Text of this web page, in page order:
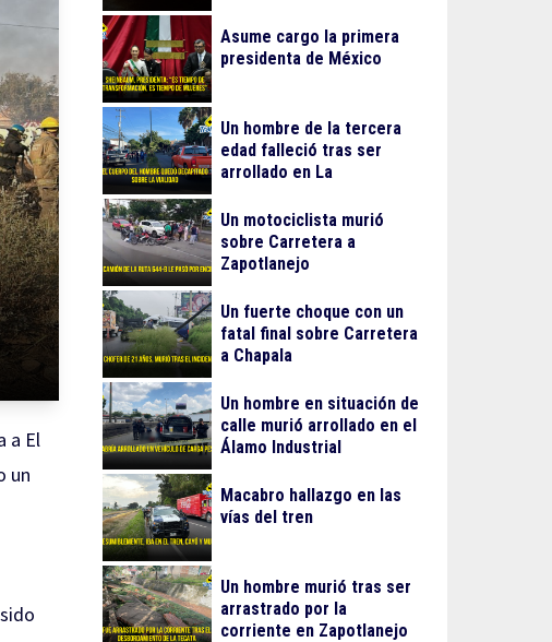
a El
un
Asume cargo la primera
presidenta de México
Un hombre de la tercera
edad falleció tras ser
arrollado en La
Un motociclista murió
sobre Carretera a
Zapotlanejo
Un fuerte choque con un
fatal final sobre Carretera
a Chapala
Un hombre en situación de
calle murió arrollado en el
Álamo Industrial
Macabro hallazgo en las
vías del tren
Un hombre murió tras ser
arrastrado por la
corriente en Zapotlanejo